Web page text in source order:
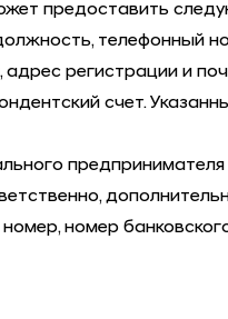
предоставить
регистрации и
счет.
номер